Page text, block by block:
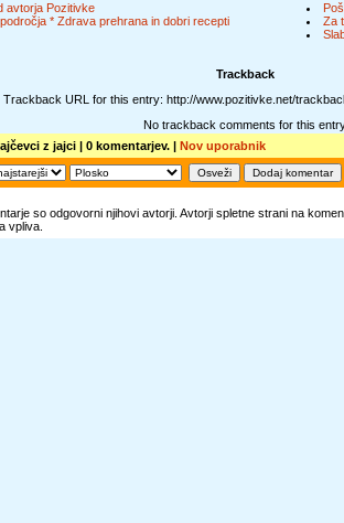
avtorja Pozitivke
* Zdrava prehrana in dobri recepti
Za
Trackback
Trackback URL for this entry: http://www.pozitivke.net/
No trackback comments for this
z jajci | 0 komentarjev. | Nov uporabnik
so odgovorni njihovi avtorji. Avtorji spletne strani na
vpliva.